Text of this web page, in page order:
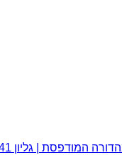
המודפסת | גליון 941